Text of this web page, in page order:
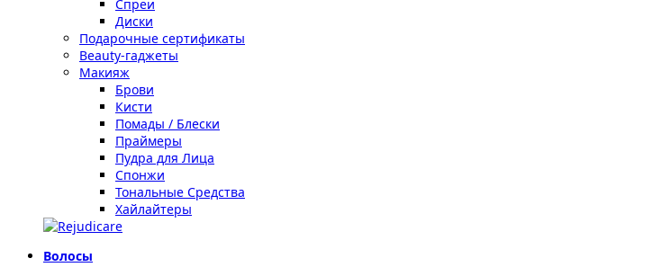
Спреи
Диски
Подарочные сертификаты
Beauty-гаджеты
Макияж
Брови
Кисти
Помады / Блески
Праймеры
Пудра для Лица
Спонжи
Тональные Средства
Хайлайтеры
Волосы